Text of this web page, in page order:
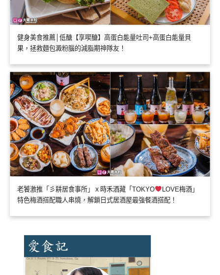
健身美食推薦│低醣【享喫醣】高蛋白能量吐司+高蛋白能量貝
果，拯救麵包澱粉腦的減脂期神隊友！
老饕激推「彡耕居食事所」ｘ時禾酒藏「TOKYO
LOVE梅酒」
特色梅酒搭配職人串燒，解鎖日式居酒屋最強餐酒搭配！